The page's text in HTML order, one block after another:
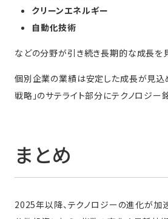
クリーンエネルギー
自動化技術
などの分野が引き続き長期的な成長を
個別企業の業績は安定した成長が見込
戦略」のサテライト部分にテクノロジー
まとめ
2025年以降、テクノロジーの進化が加